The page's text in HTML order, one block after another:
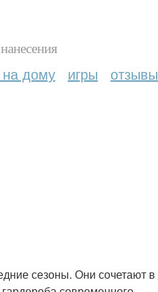
на дому игры отзывы
сезоны. Они сочетают в